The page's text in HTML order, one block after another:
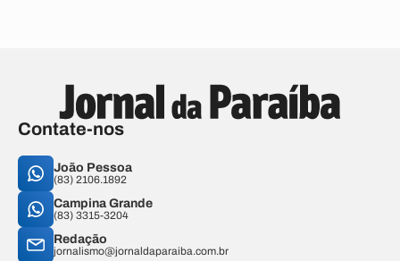
Contate-nos
João Pessoa
(83) 2106.1892
Campina Grande
(83) 3315-3204
Redação
jornalismo@jornaldaparaiba.com.br